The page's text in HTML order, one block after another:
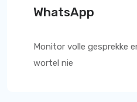
WhatsApp
Monitor volle gesprekke
wortel nie